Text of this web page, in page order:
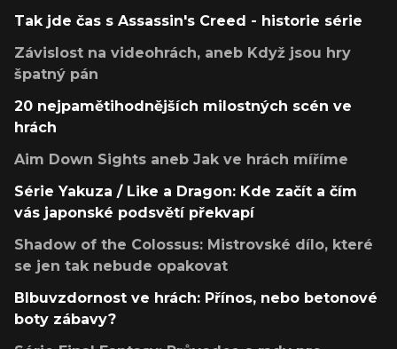
Tak jde čas s Assassin's Creed - historie série
Závislost na videohrách, aneb Když jsou hry
špatný pán
20 nejpamětihodnějších milostných scén ve
hrách
Aim Down Sights aneb Jak ve hrách míříme
Série Yakuza / Like a Dragon: Kde začít a čím
vás japonské podsvětí překvapí
Shadow of the Colossus: Mistrovské dílo, které
se jen tak nebude opakovat
Blbuvzdornost ve hrách: Přínos, nebo betonové
boty zábavy?